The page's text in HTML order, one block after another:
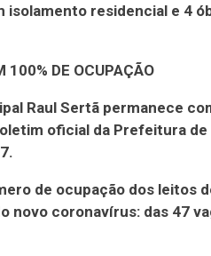
isolamento residencial e 4
100% DE OCUPAÇÃO
Raul Sertã permanece
oficial da Prefeitura
de ocupação dos leitos
novo coronavírus: das 47